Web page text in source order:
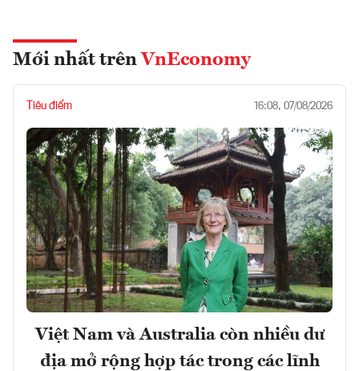
Mới nhất trên VnEconomy
Tiêu điểm 16:08, 07/08/2026
Việt Nam và Australia còn nhiều dư
địa mở rộng hợp tác trong các lĩnh